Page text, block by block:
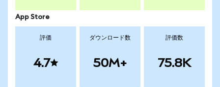
App Store
評価
4.7
ダウンロード数
50M+
評価数
75.8K